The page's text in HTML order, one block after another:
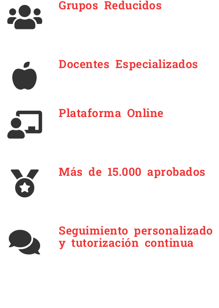
Grupos Reducidos
Docentes Especializados
Plataforma Online
Más de 15.000 aprobados
Seguimiento personalizado
y tutorización continua